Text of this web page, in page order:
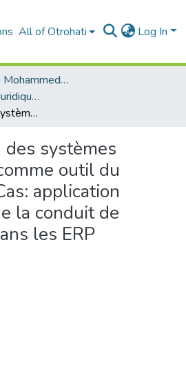
All of Otrohati Log In
Université Sidi Mohammed Ben Abdellah - Fès
CEDoc en Sciences Juridiques, Economiques, Sociales, Chariaa et de Gestion (CED - SJESCG)
Harmonisation des systèmes d'information comme outil du changement. Cas: application d'intégration de la conduit de changement dans les ERP SUPPORTS
systèmes
outil du
application
la conduit de
les ERP